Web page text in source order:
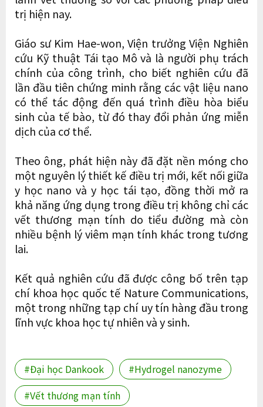
trị hiện nay.
Giáo sư Kim Hae-won, Viện trưởng Viện Nghiên
cứu Kỹ thuật Tái tạo Mô và là người phụ trách
chính của công trình, cho biết nghiên cứu đã
lần đầu tiên chứng minh rằng các vật liệu nano
có thể tác động đến quá trình điều hòa biểu
sinh của tế bào, từ đó thay đổi phản ứng miễn
dịch của cơ thể.
Theo ông, phát hiện này đã đặt nền móng cho
một nguyên lý thiết kế điều trị mới, kết nối giữa
y học nano và y học tái tạo, đồng thời mở ra
khả năng ứng dụng trong điều trị không chỉ các
vết thương mạn tính do tiểu đường mà còn
nhiều bệnh lý viêm mạn tính khác trong tương
lai.
Kết quả nghiên cứu đã được công bố trên tạp
chí khoa học quốc tế Nature Communications,
một trong những tạp chí uy tín hàng đầu trong
lĩnh vực khoa học tự nhiên và y sinh.
#Đại học Dankook
#Hydrogel nanozyme
#Vết thương mạn tính